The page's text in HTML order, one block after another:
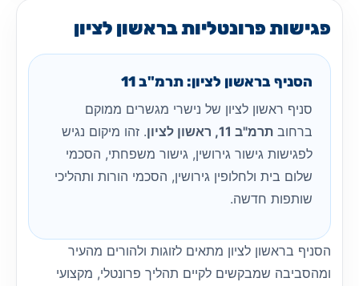
פגישות פרונטליות בראשון לציון
הסניף בראשון לציון: תרמ"ב 11
סניף ראשון לציון של נישרי מגשרים ממוקם
ברחוב תרמ"ב 11, ראשון לציון
. זהו מיקום נגיש
לפגישות גישור גירושין, גישור משפחתי, הסכמי
שלום בית ולחלופין גירושין, הסכמי הורות ותהליכי
שותפות חדשה.
הסניף בראשון לציון מתאים לזוגות ולהורים מהעיר
ומהסביבה שמבקשים לקיים תהליך פרונטלי, מקצועי